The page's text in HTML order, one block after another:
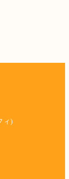
ィ)